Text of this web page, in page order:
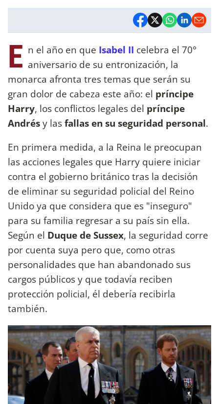
E n el año en que Isabel II celebra el 70°
aniversario de su entronización, la
monarca afronta tres temas que serán su
gran dolor de cabeza este año: el príncipe
Harry, los conflictos legales del príncipe
Andrésy lasfallas en su seguridad personal.
En primera medida, a la Reina le preocupan
las acciones legales que Harry quiere iniciar
contra el gobierno británico tras la decisión
de eliminar su seguridad policial del Reino
Unido ya que considera que es "inseguro"
para su familia regresar a su país sin ella.
Según el Duque de Sussex, la seguridad corre
por cuenta suya pero que, como otras
personalidades que han abandonado sus
cargos públicos y que todavía reciben
protección policial, él debería recibirla
también.